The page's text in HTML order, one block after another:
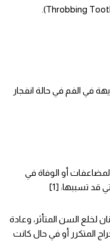
في الفم في حالة انفجار
أو الوفاة في
قد تسببها: [1]
لخلع السن المتأثر، وعادة
المتكرر أو في حال كانت